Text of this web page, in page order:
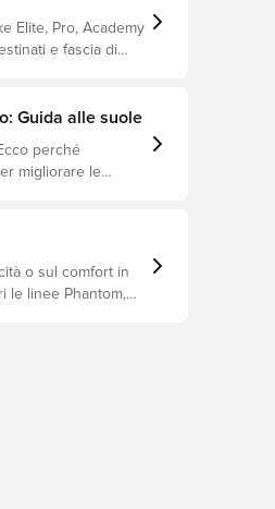
Elite, Pro, Academy
e fascia di
Guida alle suole
perché
migliorare le
o sul comfort in
le linee Phantom,